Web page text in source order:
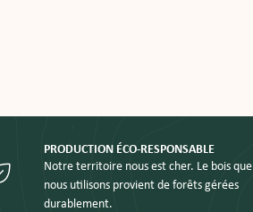
PRODUCTION ÉCO-RESPONSABLE
Notre territoire nous est cher. Le bois que
nous utilisons provient de forêts gérées
durablement.